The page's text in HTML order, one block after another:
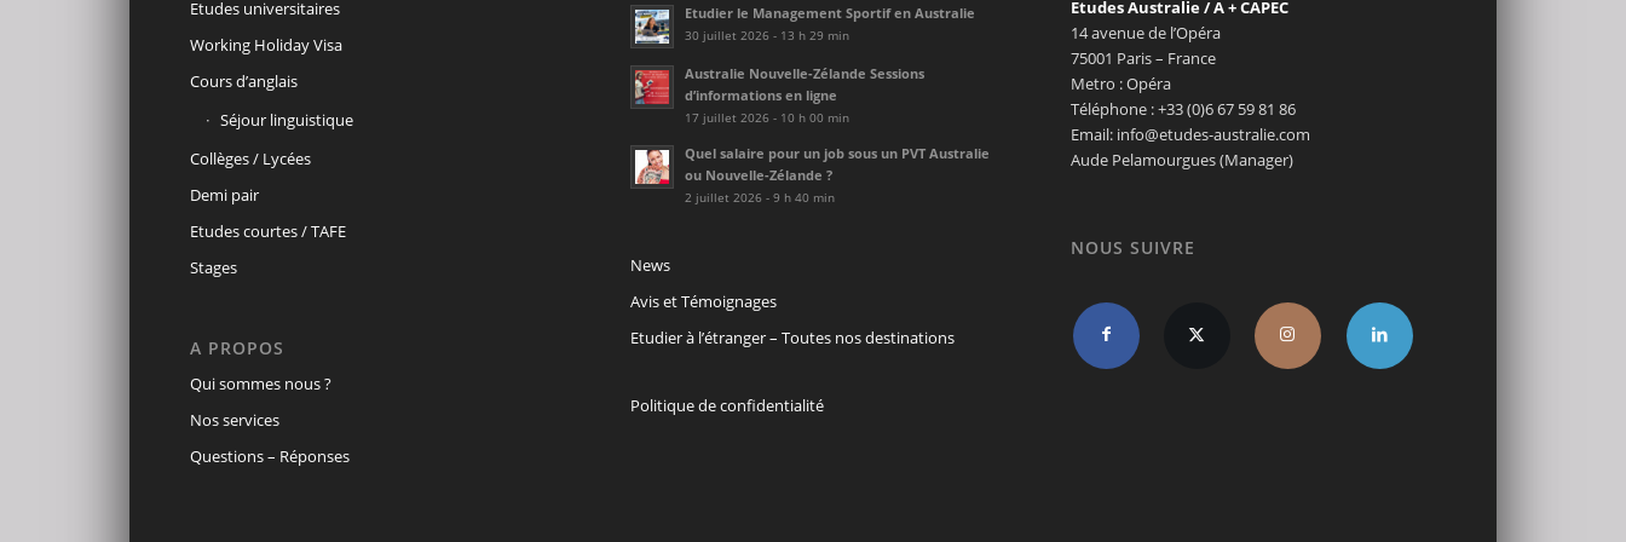
Etudes universitaires
Working Holiday Visa
Cours d’anglais
Séjour linguistique
Collèges / Lycées
Demi pair
Etudes courtes / TAFE
Stages
A PROPOS
Qui sommes nous ?
Nos services
Questions – Réponses
Etudier le Management Sportif en Australie
30 juillet 2026 - 13 h 29 min
Australie Nouvelle-Zélande Sessions
d’informations en ligne
17 juillet 2026 - 10 h 00 min
Quel salaire pour un job sous un PVT Australie
ou Nouvelle-Zélande ?
2 juillet 2026 - 9 h 40 min
News
Avis et Témoignages
Etudier à l’étranger – Toutes nos destinations
Politique de confidentialité
Etudes Australie / A + CAPEC
14 avenue de l’Opéra
75001 Paris – France
Metro : Opéra
Téléphone : +33 (0)6 67 59 81 86
Email: info@etudes-australie.com
Aude Pelamourgues (Manager)
NOUS SUIVRE